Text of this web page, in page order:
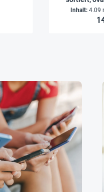
Inhalt: 4.09